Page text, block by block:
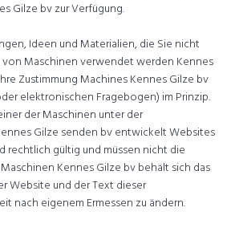
Gilze bv zur Verfügung.
Ideen und Materialien, die Sie nicht
Maschinen verwendet werden Kennes
Zustimmung Machines Kennes Gilze bv
elektronischen Fragebogen) im Prinzip.
der Maschinen unter der
Gilze senden bv entwickelt Websites
rechtlich gültig und müssen nicht die
Kennes Gilze bv behält sich das
Website und der Text dieser
nach eigenem Ermessen zu ändern.